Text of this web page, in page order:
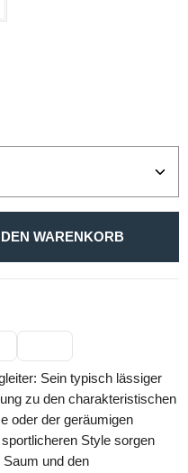
DEN WARENKORB
Sein typisch lässiger
zu den charakteristischen
oder der geräumigen
Style sorgen
und den